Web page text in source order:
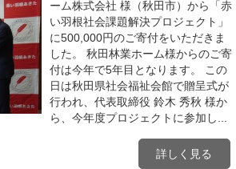
ーム株式会社 様（秋田市）から「赤
い羽根社会課題解決プロジェクト」
に500,000円のご寄付をいただきま
した。 秋田林業ホーム様からのご寄
付は今年で5年目となります。 この
日は秋田県社会福祉会館で贈呈式が
行われ、代表取締役 鈴木 秀秋 様か
ら、今年度プロジェクトに参加し...
詳しく見る